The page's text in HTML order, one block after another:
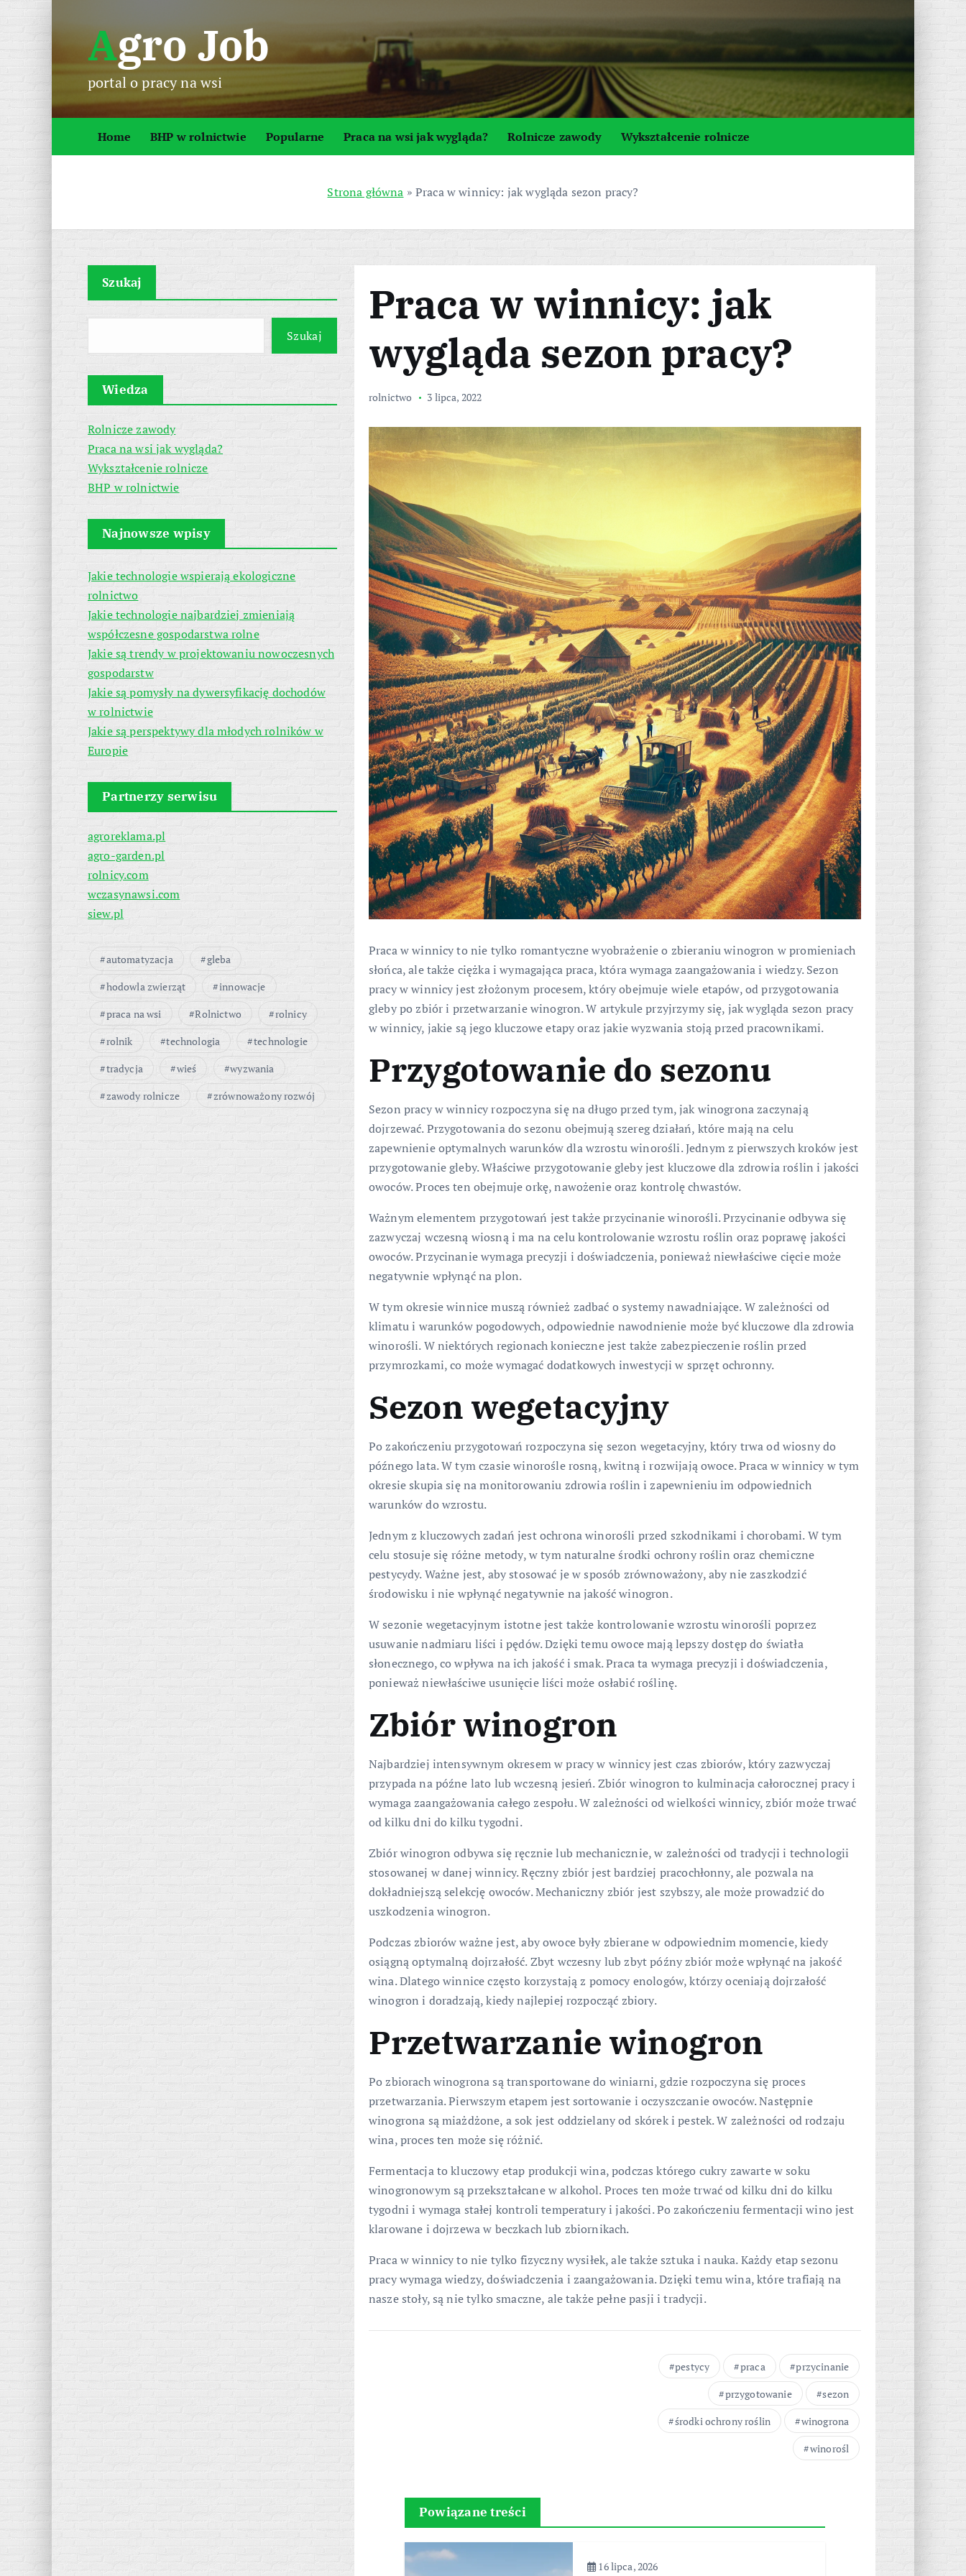
p
o
Agro Job
portal o pracy na wsi
Home BHP w rolnictwie Popularne Praca na wsi jak wygląda? Rolnicze zawody Wykształcenie rolnicze
Strona główna » Praca w winnicy: jak wygląda sezon pracy?
Szukaj
Szukaj
Wiedza
Rolnicze zawody
Praca na wsi jak wygląda?
Wykształcenie rolnicze
BHP w rolnictwie
Najnowsze wpisy
Jakie technologie wspierają ekologiczne
rolnictwo
Jakie technologie najbardziej zmieniają
współczesne gospodarstwa rolne
Jakie są trendy w projektowaniu nowoczesnych
gospodarstw
Jakie są pomysły na dywersyfikację dochodów
w rolnictwie
Jakie są perspektywy dla młodych rolników w
Europie
Partnerzy serwisu
agroreklama.pl
agro-garden.pl
rolnicy.com
wczasynawsi.com
siew.pl
automatyzacja
gleba
hodowla zwierząt
innowacje
praca na wsi
Rolnictwo
rolnicy
rolnik
technologia
technologie
tradycja
wieś
wyzwania
zawody rolnicze
zrównoważony rozwój
Praca w winnicy: jak
wygląda sezon pracy?
rolnictwo 3 lipca, 2022
Praca w winnicy to nie tylko romantyczne wyobrażenie o zbieraniu winogron w promieniach
słońca, ale także ciężka i wymagająca praca, która wymaga zaangażowania i wiedzy. Sezon
pracy w winnicy jest złożonym procesem, który obejmuje wiele etapów, od przygotowania
gleby po zbiór i przetwarzanie winogron. W artykule przyjrzymy się, jak wygląda sezon pracy
w winnicy, jakie są jego kluczowe etapy oraz jakie wyzwania stoją przed pracownikami.
Przygotowanie do sezonu
Sezon pracy w winnicy rozpoczyna się na długo przed tym, jak winogrona zaczynają
dojrzewać. Przygotowania do sezonu obejmują szereg działań, które mają na celu
zapewnienie optymalnych warunków dla wzrostu winorośli. Jednym z pierwszych kroków jest
przygotowanie gleby. Właściwe przygotowanie gleby jest kluczowe dla zdrowia roślin i jakości
owoców. Proces ten obejmuje orkę, nawożenie oraz kontrolę chwastów.
Ważnym elementem przygotowań jest także przycinanie winorośli. Przycinanie odbywa się
zazwyczaj wczesną wiosną i ma na celu kontrolowanie wzrostu roślin oraz poprawę jakości
owoców. Przycinanie wymaga precyzji i doświadczenia, ponieważ niewłaściwe cięcie może
negatywnie wpłynąć na plon.
W tym okresie winnice muszą również zadbać o systemy nawadniające. W zależności od
klimatu i warunków pogodowych, odpowiednie nawodnienie może być kluczowe dla zdrowia
winorośli. W niektórych regionach konieczne jest także zabezpieczenie roślin przed
przymrozkami, co może wymagać dodatkowych inwestycji w sprzęt ochronny.
Sezon wegetacyjny
Po zakończeniu przygotowań rozpoczyna się sezon wegetacyjny, który trwa od wiosny do
późnego lata. W tym czasie winorośle rosną, kwitną i rozwijają owoce. Praca w winnicy w tym
okresie skupia się na monitorowaniu zdrowia roślin i zapewnieniu im odpowiednich
warunków do wzrostu.
Jednym z kluczowych zadań jest ochrona winorośli przed szkodnikami i chorobami. W tym
celu stosuje się różne metody, w tym naturalne środki ochrony roślin oraz chemiczne
pestycydy. Ważne jest, aby stosować je w sposób zrównoważony, aby nie zaszkodzić
środowisku i nie wpłynąć negatywnie na jakość winogron.
W sezonie wegetacyjnym istotne jest także kontrolowanie wzrostu winorośli poprzez
usuwanie nadmiaru liści i pędów. Dzięki temu owoce mają lepszy dostęp do światła
słonecznego, co wpływa na ich jakość i smak. Praca ta wymaga precyzji i doświadczenia,
ponieważ niewłaściwe usunięcie liści może osłabić roślinę.
Zbiór winogron
Najbardziej intensywnym okresem w pracy w winnicy jest czas zbiorów, który zazwyczaj
przypada na późne lato lub wczesną jesień. Zbiór winogron to kulminacja całorocznej pracy i
wymaga zaangażowania całego zespołu. W zależności od wielkości winnicy, zbiór może trwać
od kilku dni do kilku tygodni.
Zbiór winogron odbywa się ręcznie lub mechanicznie, w zależności od tradycji i technologii
stosowanej w danej winnicy. Ręczny zbiór jest bardziej pracochłonny, ale pozwala na
dokładniejszą selekcję owoców. Mechaniczny zbiór jest szybszy, ale może prowadzić do
uszkodzenia winogron.
Podczas zbiorów ważne jest, aby owoce były zbierane w odpowiednim momencie, kiedy
osiągną optymalną dojrzałość. Zbyt wczesny lub zbyt późny zbiór może wpłynąć na jakość
wina. Dlatego winnice często korzystają z pomocy enologów, którzy oceniają dojrzałość
winogron i doradzają, kiedy najlepiej rozpocząć zbiory.
Przetwarzanie winogron
Po zbiorach winogrona są transportowane do winiarni, gdzie rozpoczyna się proces
przetwarzania. Pierwszym etapem jest sortowanie i oczyszczanie owoców. Następnie
winogrona są miażdżone, a sok jest oddzielany od skórek i pestek. W zależności od rodzaju
wina, proces ten może się różnić.
Fermentacja to kluczowy etap produkcji wina, podczas którego cukry zawarte w soku
winogronowym są przekształcane w alkohol. Proces ten może trwać od kilku dni do kilku
tygodni i wymaga stałej kontroli temperatury i jakości. Po zakończeniu fermentacji wino jest
klarowane i dojrzewa w beczkach lub zbiornikach.
Praca w winnicy to nie tylko fizyczny wysiłek, ale także sztuka i nauka. Każdy etap sezonu
pracy wymaga wiedzy, doświadczenia i zaangażowania. Dzięki temu wina, które trafiają na
nasze stoły, są nie tylko smaczne, ale także pełne pasji i tradycji.
pestycy praca
przycinanie
przygotowanie
sezon
środki ochrony roślin
winogrona
winorośl
Powiązane treści
16 lipca, 2026